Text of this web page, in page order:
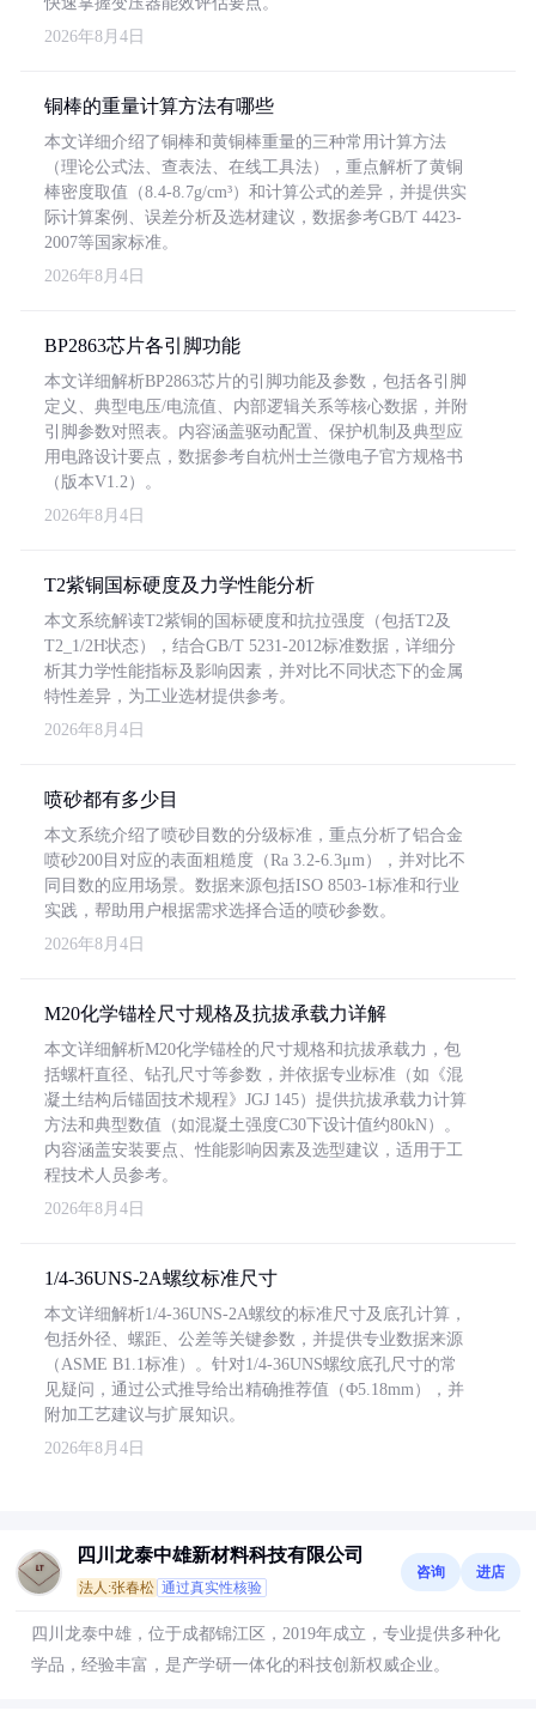
2026年8月4日
铜棒的重量计算方法有哪些
本文详细介绍了铜棒和黄铜棒重量的三种常用计算方法
（理论公式法、查表法、在线工具法），重点解析了黄铜
棒密度取值（8.4-8.7g/cm³）和计算公式的差异，并提供实
际计算案例、误差分析及选材建议，数据参考GB/T 4423-
2007等国家标准。
2026年8月4日
BP2863芯片各引脚功能
本文详细解析BP2863芯片的引脚功能及参数，包括各引脚
定义、典型电压/电流值、内部逻辑关系等核心数据，并附
引脚参数对照表。内容涵盖驱动配置、保护机制及典型应
用电路设计要点，数据参考自杭州士兰微电子官方规格书
（版本V1.2）。
2026年8月4日
T2紫铜国标硬度及力学性能分析
本文系统解读T2紫铜的国标硬度和抗拉强度（包括T2及
T2_1/2H状态），结合GB/T 5231-2012标准数据，详细分
析其力学性能指标及影响因素，并对比不同状态下的金属
特性差异，为工业选材提供参考。
2026年8月4日
喷砂都有多少目
本文系统介绍了喷砂目数的分级标准，重点分析了铝合金
喷砂200目对应的表面粗糙度（Ra 3.2-6.3μm），并对比不
同目数的应用场景。数据来源包括ISO 8503-1标准和行业
实践，帮助用户根据需求选择合适的喷砂参数。
2026年8月4日
M20化学锚栓尺寸规格及抗拔承载力详解
本文详细解析M20化学锚栓的尺寸规格和抗拔承载力，包
括螺杆直径、钻孔尺寸等参数，并依据专业标准（如《混
凝土结构后锚固技术规程》JGJ 145）提供抗拔承载力计算
方法和典型数值（如混凝土强度C30下设计值约80kN）。
内容涵盖安装要点、性能影响因素及选型建议，适用于工
程技术人员参考。
2026年8月4日
1/4-36UNS-2A螺纹标准尺寸
本文详细解析1/4-36UNS-2A螺纹的标准尺寸及底孔计算，
包括外径、螺距、公差等关键参数，并提供专业数据来源
（ASME B1.1标准）。针对1/4-36UNS螺纹底孔尺寸的常
见疑问，通过公式推导给出精确推荐值（Φ5.18mm），并
附加工艺建议与扩展知识。
2026年8月4日
四川龙泰中雄新材料科技有限公司
法人:张春松 通过真实性核验
咨询 进店
四川龙泰中雄，位于成都锦江区，2019年成立，专业提供多种化
学品，经验丰富，是产学研一体化的科技创新权威企业。